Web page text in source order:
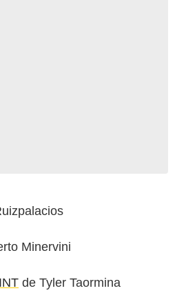
Minervini
de Tyler Taormina